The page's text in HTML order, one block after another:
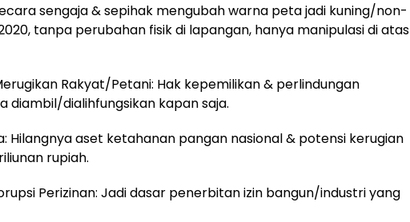
sengaja & sepihak mengubah warna peta jadi kuning/non-
tanpa perubahan fisik di lapangan, hanya manipulasi di atas
Rakyat/Petani: Hak kepemilikan & perlindungan
diambil/dialihfungsikan kapan saja.
Hilangnya aset ketahanan pangan nasional & potensi kerugian
rupiah.
Perizinan: Jadi dasar penerbitan izin bangun/industri yang